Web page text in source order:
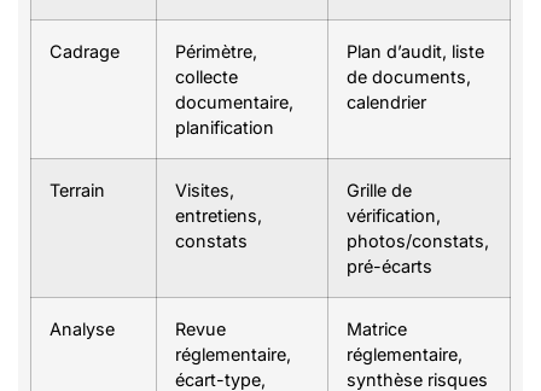
Cadrage
Périmètre,
collecte
documentaire,
planification
Plan d’audit, liste
de documents,
calendrier
Terrain
Visites,
entretiens,
constats
Grille de
vérification,
photos/constats,
pré-écarts
Analyse
Revue
réglementaire,
écart-type,
Matrice
réglementaire,
synthèse risques